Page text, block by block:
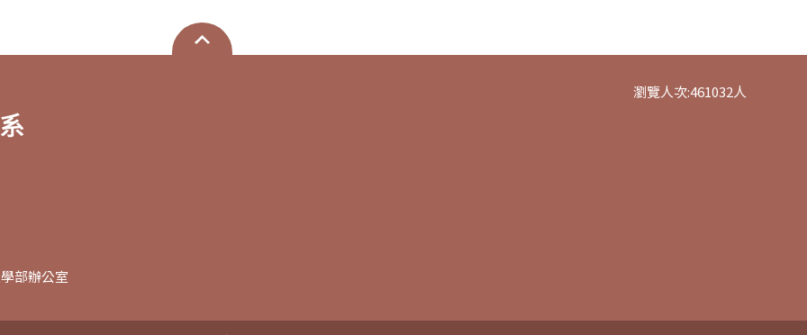
部辦公室
瀏覽人次:461032人